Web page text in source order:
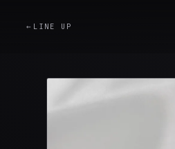
← LINE UP